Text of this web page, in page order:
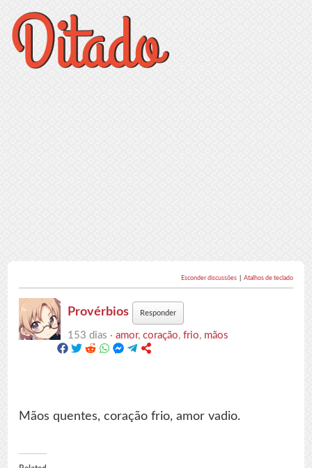
Esconder discussões Atalhos de teclado
Provérbios Responder
153 dias ·amor,coração,frio, mãos
Mãos quentes, coração frio, amor vadio.